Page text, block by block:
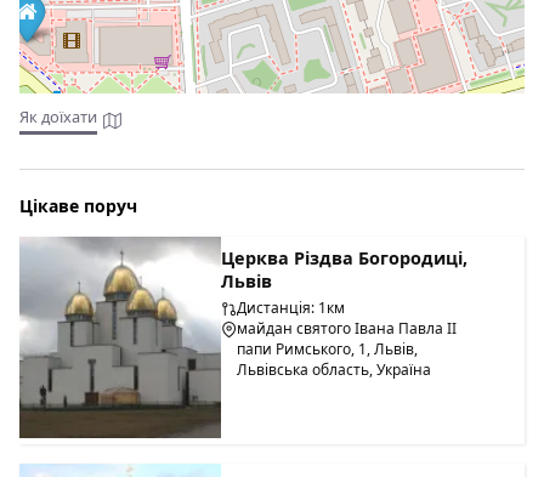
Як доїхати
Цікаве поруч
Церква Різдва Богородиці,
Львів
Дистанція: 1км
майдан святого Івана Павла ІІ
папи Римського, 1, Львів,
Львівська область, Україна